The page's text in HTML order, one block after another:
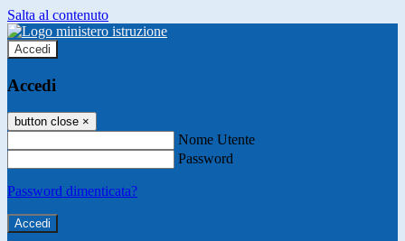
Salta al contenuto
Accedi
Accedi
button close ×
Nome Utente
Password
Password dimenticata?